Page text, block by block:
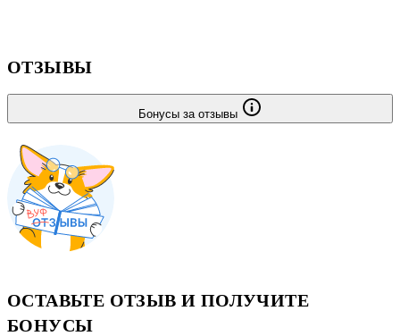
ОТЗЫВЫ
Бонусы за отзывы
ОСТАВЬТЕ ОТЗЫВ И ПОЛУЧИТЕ
БОНУСЫ